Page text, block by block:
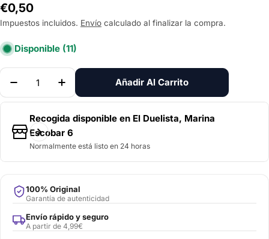
Precio
habitual
€0,50
Impuestos incluidos. Envío calculado al finalizar la compra.
Disponible (11)
Cantidad
Disminuir La Cantidad De Sinful Spoils Of
Aumentar La Cantidad De Sinful Spoils
Añadir Al Carrito
Recogida disponible en El Duelista, Marina
Escobar 6
Normalmente está listo en 24 horas
100% Original
Garantía de autenticidad
Envío rápido y seguro
A partir de 4,99€